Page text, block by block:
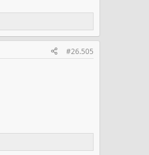
#26.505